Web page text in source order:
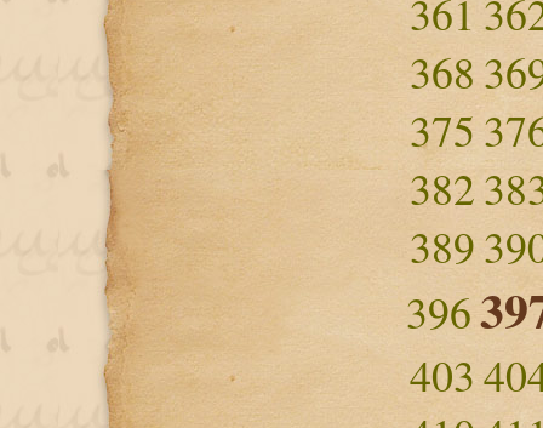
361
368
375
382
389
396
403